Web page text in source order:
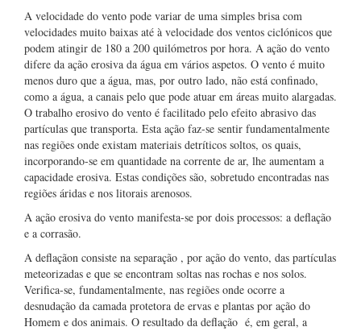
A velocidade do vento pode variar de uma simples brisa com
velocidades muito baixas até à velocidade dos ventos ciclónicos que
podem atingir de 180 a 200 quilómetros por hora. A ação do vento
difere da ação erosiva da água em vários aspetos. O vento é muito
menos duro que a água, mas, por outro lado, não está confinado,
como a água, a canais pelo que pode atuar em áreas muito alargadas.
O trabalho erosivo do vento é facilitado pelo efeito abrasivo das
partículas que transporta. Esta ação faz-se sentir fundamentalmente
nas regiões onde existam materiais detríticos soltos, os quais,
incorporando-se em quantidade na corrente de ar, lhe aumentam a
capacidade erosiva. Estas condições são, sobretudo encontradas nas
regiões áridas e nos litorais arenosos.
A ação erosiva do vento manifesta-se por dois processos: a deflação
e a corrasão.
A deflaçãon consiste na separação , por ação do vento, das partículas
meteorizadas e que se encontram soltas nas rochas e nos solos.
Verifica-se, fundamentalmente, nas regiões onde ocorre a
desnudação da camada protetora de ervas e plantas por ação do
Homem e dos animais. O resultado da deflação é, em geral, a